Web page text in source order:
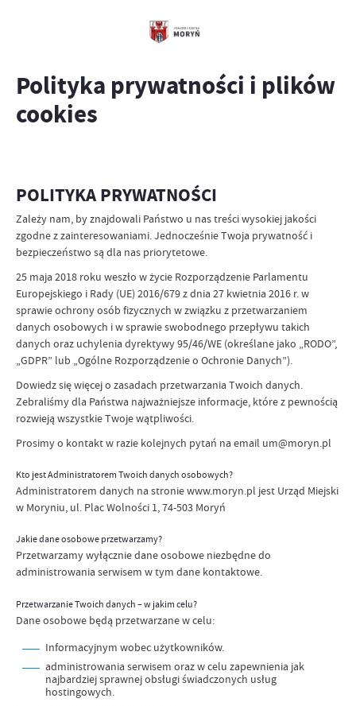
Polityka prywatności i plików
cookies
POLITYKA PRYWATNOŚCI
Zależy nam, by znajdowali Państwo u nas treści wysokiej jakości
zgodne z zainteresowaniami. Jednocześnie Twoja prywatność i
bezpieczeństwo są dla nas priorytetowe.
25 maja 2018 roku weszło w życie Rozporządzenie Parlamentu
Europejskiego i Rady (UE) 2016/679 z dnia 27 kwietnia 2016 r. w
sprawie ochrony osób fizycznych w związku z przetwarzaniem
danych osobowych i w sprawie swobodnego przepływu takich
danych oraz uchylenia dyrektywy 95/46/WE (określane jako „RODO”,
„GDPR” lub „Ogólne Rozporządzenie o Ochronie Danych”).
Dowiedz się więcej o zasadach przetwarzania Twoich danych.
Zebraliśmy dla Państwa najważniejsze informacje, które z pewnością
rozwieją wszystkie Twoje wątpliwości.
Prosimy o kontakt w razie kolejnych pytań na email um@moryn.pl
Kto jest Administratorem Twoich danych osobowych?
Administratorem danych na stronie www.moryn.pl jest Urząd Miejski
w Moryniu, ul. Plac Wolności 1, 74-503 Moryń
Jakie dane osobowe przetwarzamy?
Przetwarzamy wyłącznie dane osobowe niezbędne do
administrowania serwisem w tym dane kontaktowe.
Przetwarzanie Twoich danych – w jakim celu?
Dane osobowe będą przetwarzane w celu:
Informacyjnym wobec użytkowników.
administrowania serwisem oraz w celu zapewnienia jak
najbardziej sprawnej obsługi świadczonych usług
hostingowych.